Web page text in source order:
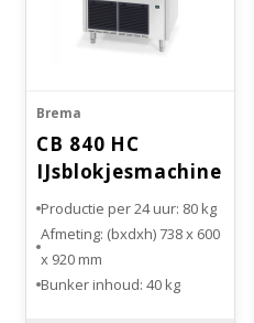
Brema
CB 840 HC
IJsblokjesmachine
RVS
Productie per 24 uur: 80 kg
Afmeting: (bxdxh) 738 x 600
x 920 mm
Bunker inhoud: 40 kg